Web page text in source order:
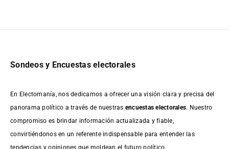
Sondeos y Encuestas electorales
En Electomanía, nos dedicamos a ofrecer una visión clara y precisa del
panorama político a través de nuestras encuestas electorales. Nuestro
compromiso es brindar información actualizada y fiable,
convirtiéndonos en un referente indispensable para entender las
tendencias y opiniones que moldean el futuro político.